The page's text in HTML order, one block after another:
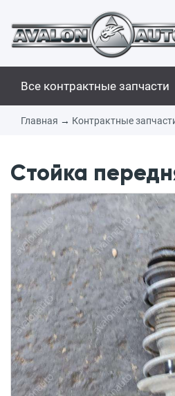
Все контрактные запчасти
Главная → Контрактные
Стойка